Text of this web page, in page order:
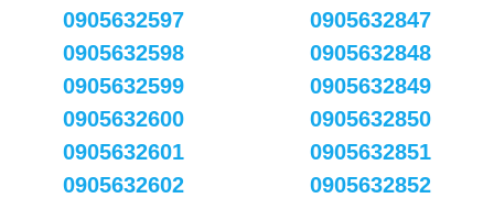
0905632597
0905632598
0905632599
0905632600
0905632601
0905632602
0905632847
0905632848
0905632849
0905632850
0905632851
0905632852